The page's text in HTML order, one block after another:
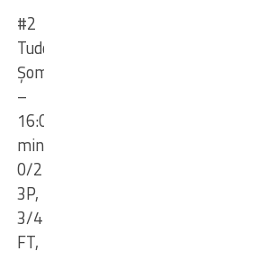
#2
Tudor
Șomăcescu
–
16:02
min,
0/2
3P,
3/4
FT,